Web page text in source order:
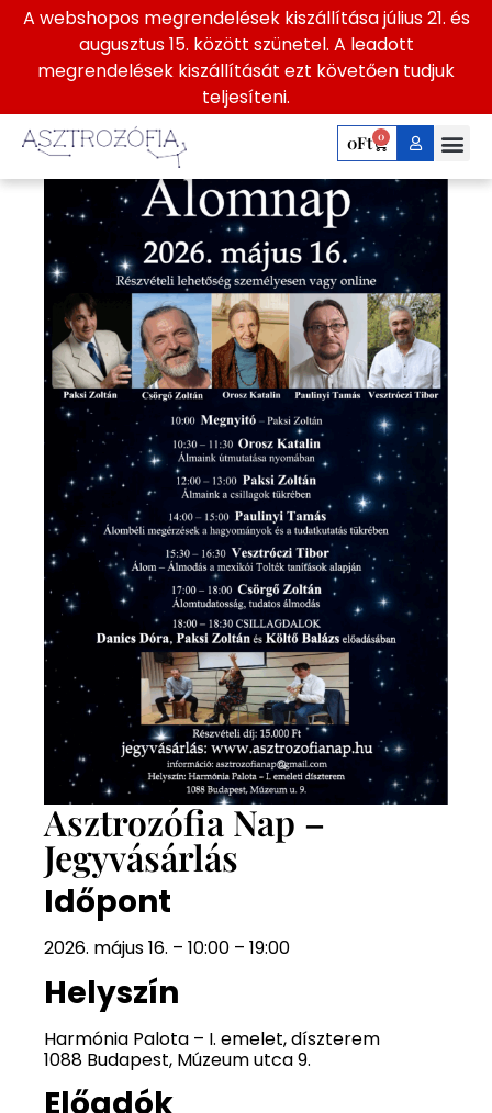
A webshopos megrendelések kiszállítása július 21. és
augusztus 15. között szünetel. A leadott
megrendelések kiszállítását ezt követően tudjuk
teljesíteni.
0Ft 0
Asztrozófia Nap –
Jegyvásárlás
Időpont
2026. május 16. – 10:00 – 19:00
Helyszín
Harmónia Palota – I. emelet, díszterem
1088 Budapest, Múzeum utca 9.
Előadók